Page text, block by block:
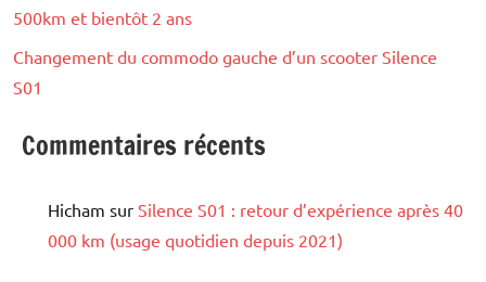
500km et bientôt 2 ans
Changement du commodo gauche d’un scooter Silence
S01
Commentaires récents
Hicham sur Silence S01 : retour d’expérience après 40
000 km (usage quotidien depuis 2021)